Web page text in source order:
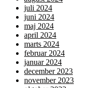
juli 2024
juni 2024
maj 2024
april 2024
marts 2024
februar 2024
januar 2024
december 2023
november 2023